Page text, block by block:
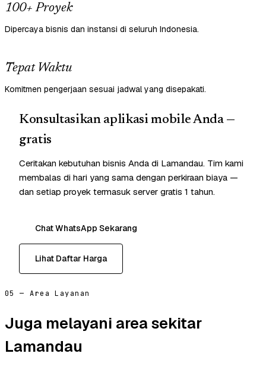
100+ Proyek
Dipercaya bisnis dan instansi di seluruh Indonesia.
Tepat Waktu
Komitmen pengerjaan sesuai jadwal yang disepakati.
Konsultasikan aplikasi mobile Anda —
gratis
Ceritakan kebutuhan bisnis Anda di Lamandau. Tim kami
membalas di hari yang sama dengan perkiraan biaya —
dan setiap proyek termasuk server gratis 1 tahun.
Chat WhatsApp Sekarang
Lihat Daftar Harga
05 — Area Layanan
Juga melayani area sekitar
Lamandau